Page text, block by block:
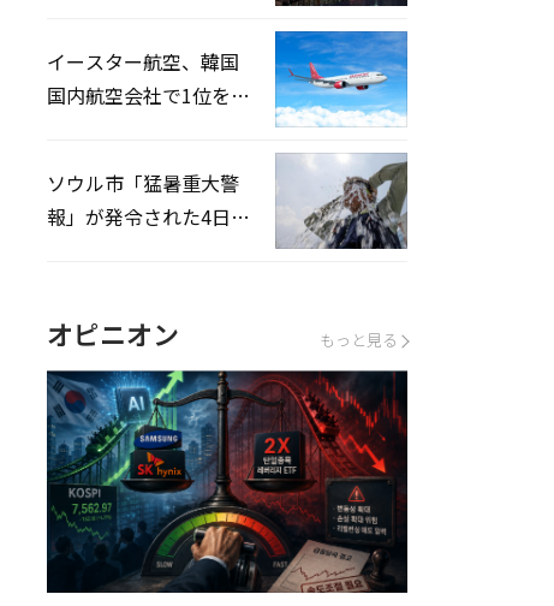
イースター航空、韓国
国内航空会社で1位を記
ソウル市「猛暑重大警
報」が発令された4日、
オピニオン もっと見る